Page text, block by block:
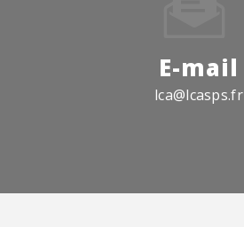
E-mail
lca@lcasps.fr